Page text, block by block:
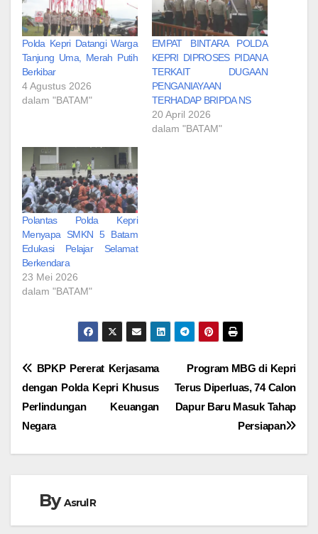
Polda Kepri Datangi Warga
Tanjung Uma, Merah Putih
Berkibar
4 Agustus 2026
dalam "BATAM"
EMPAT BINTARA POLDA
KEPRI DIPROSES PIDANA
TERKAIT DUGAAN
PENGANIAYAAN
TERHADAP BRIPDA NS
20 April 2026
dalam "BATAM"
Polantas Polda Kepri
Menyapa SMKN 5 Batam
Edukasi Pelajar Selamat
Berkendara
23 Mei 2026
dalam "BATAM"
Navigasi
pos
Program MBG di Kepri
Terus Diperluas, 74 Calon
Dapur Baru Masuk Tahap
Persiapan
BPKP Pererat Kerjasama
dengan Polda Kepri Khusus
Perlindungan Keuangan
Negara
ByAsrul R